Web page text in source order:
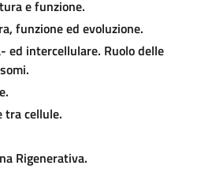
e funzione.
funzione ed evoluzione.
ed intercellulare. Ruolo delle
tra cellule.
Rigenerativa.